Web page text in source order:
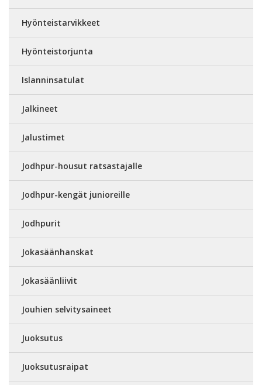
Hyönteistarvikkeet
Hyönteistorjunta
Islanninsatulat
Jalkineet
Jalustimet
Jodhpur-housut ratsastajalle
Jodhpur-kengät junioreille
Jodhpurit
Jokasäänhanskat
Jokasäänliivit
Jouhien selvitysaineet
Juoksutus
Juoksutusraipat